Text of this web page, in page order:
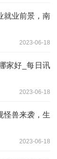
就业前景，南
2023-06-18
家好_每日讯
2023-06-18
怪兽来袭，生
2023-06-18